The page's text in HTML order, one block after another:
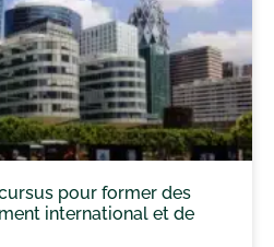
pour former des
international et de